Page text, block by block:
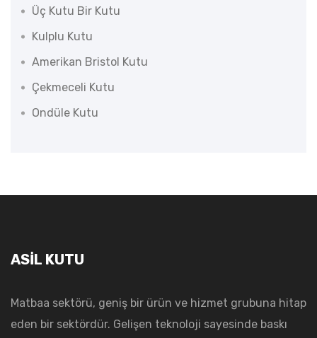
Üç Kutu Bir Kutu
Kulplu Kutu
Amerikan Bristol Kutu
Çekmeceli Kutu
Ondüle Kutu
ASİL KUTU
Matbaa sektörü, geniş bir ürün ve hizmet grubuna hitap
eden bir sektördür. Gelişen teknoloji sayesinde baskı